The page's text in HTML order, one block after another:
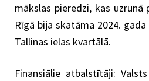
mākslas pieredzi, kas
Rīgā bija skatāma 2024.
Tallinas ielas kvartālā.
Finansiālie atbalstītāji: